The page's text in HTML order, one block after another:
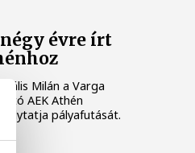
évre írt
Milán a Varga
AEK Athén
folytatja pályafutását.